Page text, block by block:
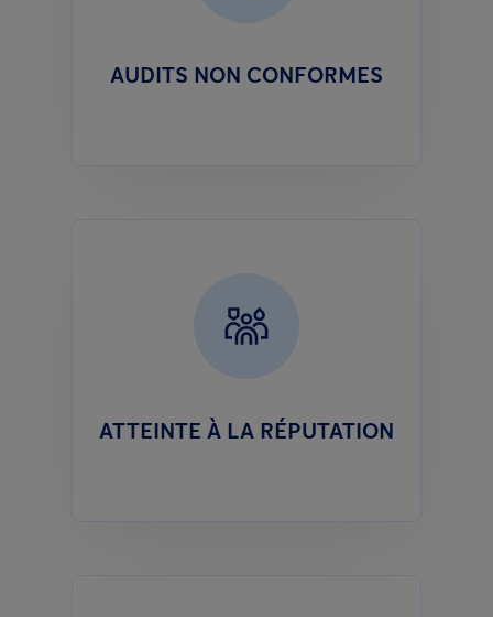
AUDITS NON CONFORMES
ATTEINTE À LA RÉPUTATION